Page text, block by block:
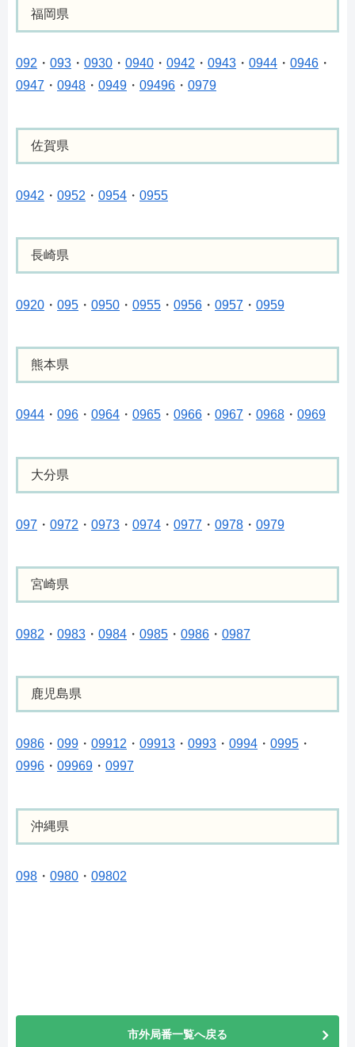
福岡県
092 ・ 093 ・ 0930 ・ 0940 ・ 0942 ・ 0943 ・ 0944 ・ 0946 ・
0947 ・ 0948 ・ 0949 ・ 09496 ・ 0979
佐賀県
0942 ・ 0952 ・ 0954 ・ 0955
長崎県
0920 ・ 095 ・ 0950 ・ 0955 ・ 0956 ・ 0957 ・ 0959
熊本県
0944 ・ 096 ・ 0964 ・ 0965 ・ 0966 ・ 0967 ・ 0968 ・ 0969
大分県
097 ・ 0972 ・ 0973 ・ 0974 ・ 0977 ・ 0978 ・ 0979
宮崎県
0982 ・ 0983 ・ 0984 ・ 0985 ・ 0986 ・ 0987
鹿児島県
0986 ・ 099 ・ 09912 ・ 09913 ・ 0993 ・ 0994 ・ 0995 ・
0996 ・ 09969 ・ 0997
沖縄県
098 ・ 0980 ・ 09802
市外局番一覧へ戻る